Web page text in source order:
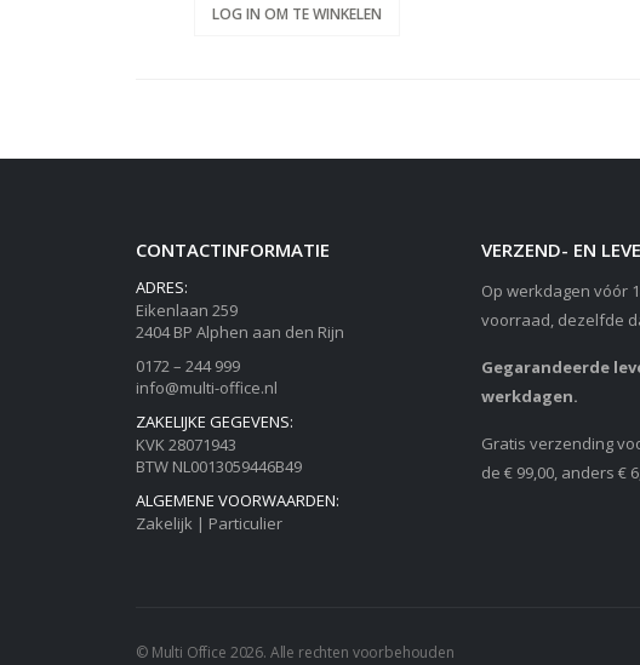
LOG IN OM TE WINKELEN
CONTACTINFORMATIE
ADRES:
Eikenlaan 259
2404 BP Alphen aan den Rijn
0172 – 244 999
info@multi-office.nl
ZAKELIJKE GEGEVENS:
KVK 28071943
BTW NL0013059446B49
ALGEMENE VOORWAARDEN:
Zakelijk | Particulier
VERZEND- EN
Op werkdagen vóór
voorraad, dezelfde
Gegarandeerde
werkdagen.
Gratis verzending
de € 99,00, anders €
© Multi Office 2026. Alle rechten voorbehouden